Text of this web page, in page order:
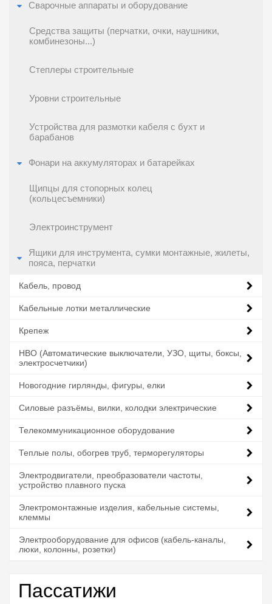
Сварочные аппараты и оборудование
Средства защиты (перчатки, очки, наушники,
комбинезоны...)
Степлеры строительные
Уровни строительные
Устройства для размотки кабеля с бухт и
барабанов
Фонари на аккумуляторах и батарейках
Щипцы для стопорных колец
(кольцесъемники)
Электроинструмент
Ящики для инструмента, сумки монтажные, жилеты,
пояса, перчатки
Кабель, провод
Кабельные лотки металлические
Крепеж
НВО (Автоматические выключатели, УЗО, щиты, боксы,
электросчетчики)
Новогодние гирлянды, фигуры, елки
Силовые разъёмы, вилки, колодки электрические
Телекоммуникационное оборудование
Теплые полы, обогрев труб, терморегуляторы
Электродвигатели, преобразователи частоты,
устройство плавного пуска
Электромонтажные изделия, кабельные системы,
клеммы
Электрооборудование для офисов (кабель-каналы,
люки, колонны, розетки)
Пассатижи